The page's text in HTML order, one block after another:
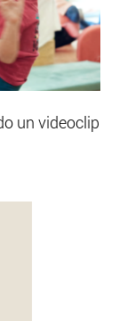
un videoclip